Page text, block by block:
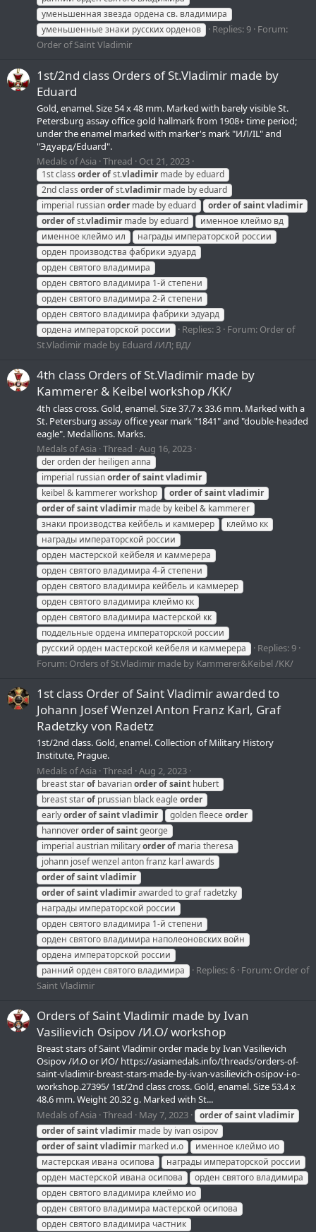
уменьшенная звезда ордена св. владимира
уменьшенные знаки русских орденов
Replies: 9 Forum:
Order of Saint Vladimir
1st/2nd class Orders of St.Vladimir made by
Eduard
Gold, enamel. Size 54 x 48 mm. Marked with barely visible St.
Petersburg assay office gold hallmark from 1908+ time period;
under the enamel marked with marker's mark "ИЛ/IL" and
"Эдуард/Eduard".
Medals of Asia Thread Oct 21, 2023
1st class orderofst.vladimirmade by eduard
2nd class orderofst.vladimirmade by eduard
imperial russianordermade by eduard orderofsaintvladimir
orderofst.vladimirmade by eduard
именное клеймо вд
именное клеймо ил
награды императорской россии
орден производства фабрики эдуард
орден святого владимира
орден святого владимира 1-й степени
орден святого владимира 2-й степени
орден святого владимира фабрики эдуард
ордена императорской россии
Replies: 3 Forum: Order of
St.Vladimir made by Eduard /ИЛ; ВД/
4th class Orders of St.Vladimir made by
Kammerer & Keibel workshop /KK/
4th class cross. Gold, enamel. Size 37.7 х 33.6 mm. Marked with a
St. Petersburg assay office year mark "1841" and "double-headed
eagle". Medallions. Marks.
Medals of Asia Thread Aug 16, 2023
der orden der heiligen anna
imperial russianorderofsaintvladimir
keibel & kammerer workshop
orderofsaintvladimir
orderofsaintvladimirmade by keibel & kammerer
знаки производства кейбель и каммерер
клеймо кк
награды императорской россии
орден мастерской кейбеля и каммерера
орден святого владимира 4-й степени
орден святого владимира кейбель и каммерер
орден святого владимира клеймо кк
орден святого владимира мастерской кк
поддельные ордена императорской россии
русский орден мастерской кейбеля и каммерера
Replies: 9
Forum: Orders of St.Vladimir made by Kammerer&Keibel /KK/
1st class Order of Saint Vladimir awarded to
Johann Josef Wenzel Anton Franz Karl, Graf
Radetzky von Radetz
1st/2nd class. Gold, enamel. Collection of Military History
Institute, Prague.
Medals of Asia Thread Aug 2, 2023
breast starof bavarianorderofsaint hubert
breast starof prussian black eagleorder
earlyorderofsaintvladimir golden fleeceorder
hannoverorderofsaintgeorge
imperial austrian militaryorderof maria theresa
johann josef wenzel anton franz karl awards
orderofsaintvladimir
orderofsaintvladimirawarded to graf radetzky
награды императорской россии
орден святого владимира 1-й степени
орден святого владимира наполеоновских войн
ордена императорской россии
ранний орден святого владимира
Replies: 6 Forum: Order of
Saint Vladimir
Orders of Saint Vladimir made by Ivan
Vasilievich Osipov /И.О/ workshop
Breast stars of Saint Vladimir order made by Ivan Vasilievich
Osipov /И.О or ИО/ https://asiamedals.info/threads/orders-of-
saint-vladimir-breast-stars-made-by-ivan-vasilievich-osipov-i-o-
workshop.27395/ 1st/2nd class cross. Gold, enamel. Size 53.4 x
48.6 mm. Weight 20.32 g. Marked with St...
Medals of Asia Thread May 7, 2023 orderofsaintvladimir
orderofsaintvladimirmade by ivan osipov
orderofsaintvladimirmarked и.о
именное клеймо ио
мастерская ивана осипова
награды императорской россии
орден мастерской ивана осипова
орден святого владимира
орден святого владимира клеймо ио
орден святого владимира мастерской осипова
орден святого владимира частник